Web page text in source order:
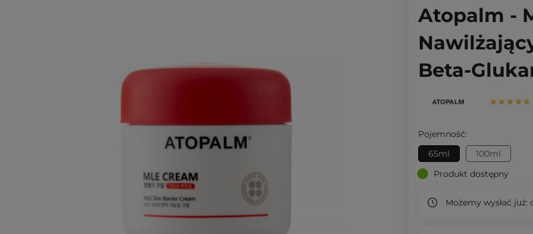
Atopalm -
Beta-
Pojemność:
65ml
100ml
Produkt dostępny
Możemy wysłać już: